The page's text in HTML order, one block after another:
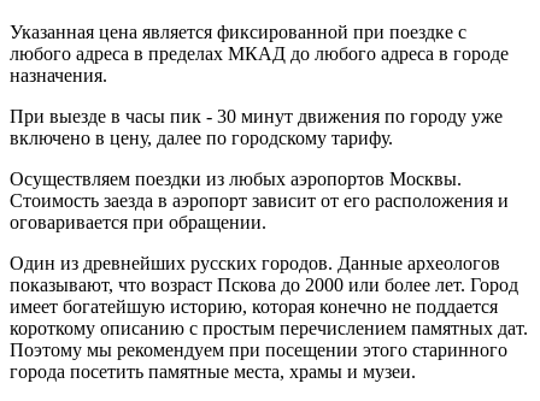
Указанная цена является фиксированной при поездке с
любого адреса в пределах МКАД до любого адреса в городе
назначения.
При выезде в часы пик - 30 минут движения по городу уже
включено в цену, далее по городскому тарифу.
Осуществляем поездки из любых аэропортов Москвы.
Стоимость заезда в аэропорт зависит от его расположения и
оговаривается при обращении.
Один из древнейших русских городов. Данные археологов
показывают, что возраст Пскова до 2000 или более лет. Город
имеет богатейшую историю, которая конечно не поддается
короткому описанию с простым перечислением памятных дат.
Поэтому мы рекомендуем при посещении этого старинного
города посетить памятные места, храмы и музеи.